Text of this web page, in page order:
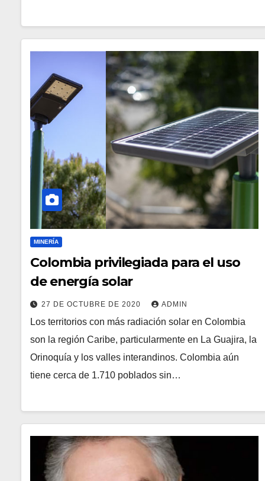
MINERÍA
Colombia privilegiada para el uso
de energía solar
27 DE OCTUBRE DE 2020 ADMIN
Los territorios con más radiación solar en Colombia
son la región Caribe, particularmente en La Guajira, la
Orinoquía y los valles interandinos. Colombia aún
tiene cerca de 1.710 poblados sin…